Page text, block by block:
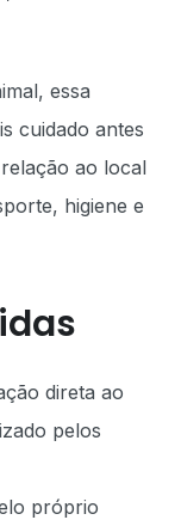
essa
cuidado antes
ao local
higiene e
direta ao
pelos
próprio